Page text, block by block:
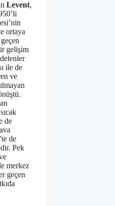
Levent,
ortaya
gelişim
ile de
ve
de
de
Pek
merkez
geçen